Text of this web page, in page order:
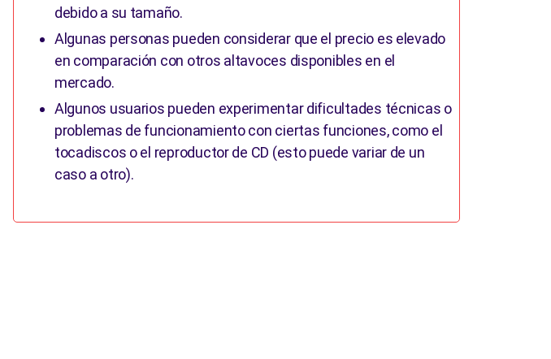
debido a su tamaño.
Algunas personas pueden considerar que el precio es elevado
en comparación con otros altavoces disponibles en el
mercado.
Algunos usuarios pueden experimentar dificultades técnicas o
problemas de funcionamiento con ciertas funciones, como el
tocadiscos o el reproductor de CD (esto puede variar de un
caso a otro).